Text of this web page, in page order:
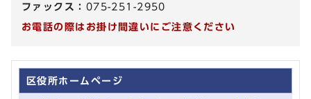
ファックス： 075-251-2950
お電話の際はお掛け間違いにご注意ください
区役所ホームページ